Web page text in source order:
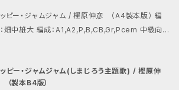
ピー・ジャムジャム / 樫原伸彦 （A4製本版） 編
畑中雄大 編成：A1,A2,P,B,CB,Gr,Pcem 中級向
ピー・ジャムジャム(しまじろう主題歌) / 樫原伸
（製本B4版）